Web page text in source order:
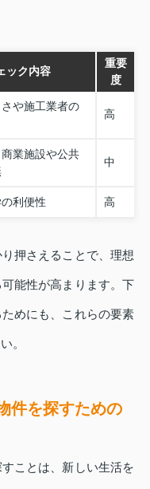
ック内容
重要
度
や施工業者の
高
業施設や公共
中
利便性 高
押さえることで、理想
能性が高まります。下
めにも、これらの要素
。
件を探すための
ことは、新しい生活を